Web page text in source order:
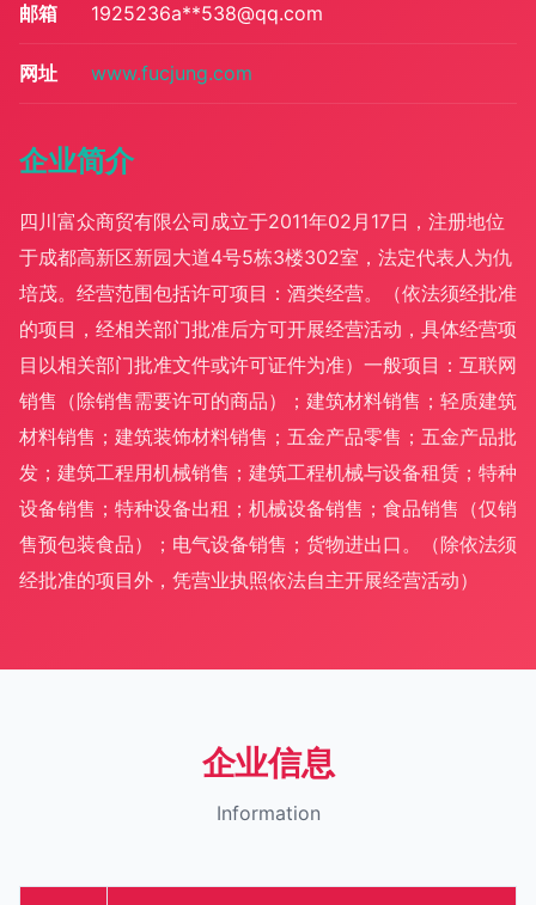
邮箱 1925236a**538@qq.com
网址 www.fucjung.com
企业简介
四川富众商贸有限公司成立于2011年02月17日，注册地位
于成都高新区新园大道4号5栋3楼302室，法定代表人为仇
培茂。经营范围包括许可项目：酒类经营。（依法须经批准
的项目，经相关部门批准后方可开展经营活动，具体经营项
目以相关部门批准文件或许可证件为准）一般项目：互联网
销售（除销售需要许可的商品）；建筑材料销售；轻质建筑
材料销售；建筑装饰材料销售；五金产品零售；五金产品批
发；建筑工程用机械销售；建筑工程机械与设备租赁；特种
设备销售；特种设备出租；机械设备销售；食品销售（仅销
售预包装食品）；电气设备销售；货物进出口。（除依法须
经批准的项目外，凭营业执照依法自主开展经营活动）
企业信息
Information